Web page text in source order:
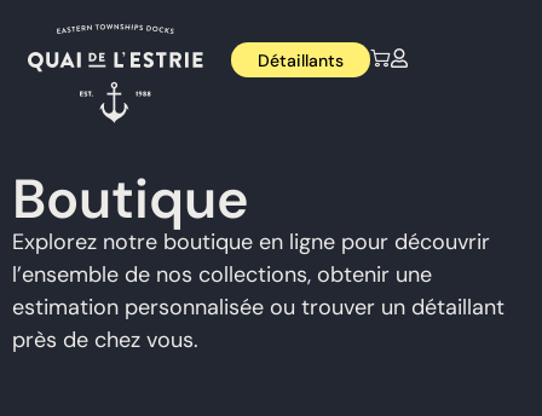
Détaillants
Boutique
Explorez notre boutique en ligne pour découvrir
l’ensemble de nos collections, obtenir une
estimation personnalisée ou trouver un détaillant
près de chez vous.